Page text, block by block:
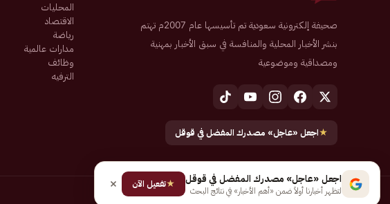
صحيفة إلكترونية سعودية تم تأسيسها عام 2007م تهتم
بنشر الأخبار المحلية والمنافسة في سبق الأخبار بمهنية
ومصداقية وموضوعية
★اجعل «عاجل» مصدرك المفضل في قوقل
المحليات
الاقتصاد
رياضة
مدارات عالمية
وظائف
الترفيه
جميع الحقوق محفوظة لـ شركة إيجاز للنشر الإلكتروني المالكة لصحيفة عاجل
اجعل «عاجل» مصدرك المفضل في قوقل
لتظهر أخبارنا أولاً ضمن «أهم الأخبار» في نتائج البحث
★تفعيل الآن